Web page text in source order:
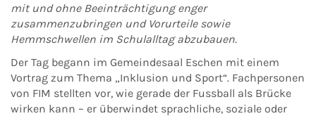
mit und ohne Beeinträchtigung enger
zusammenzubringen und Vorurteile sowie
Hemmschwellen im Schulalltag abzubauen.
Der Tag begann im Gemeindesaal Eschen mit einem
Vortrag zum Thema „Inklusion und Sport“. Fachpersonen
von FIM stellten vor, wie gerade der Fussball als Brücke
wirken kann – er überwindet sprachliche, soziale oder